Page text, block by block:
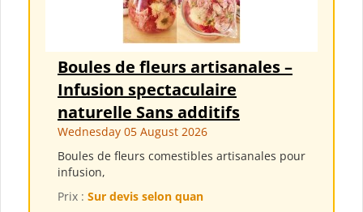
Boules de fleurs artisanales –
Infusion spectaculaire
naturelle Sans additifs
Wednesday 05 August 2026
Boules de fleurs comestibles artisanales pour
infusion,
Prix : Sur devis selon quan